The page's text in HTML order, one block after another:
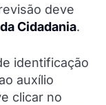
deve
Cidadania.
identificação
auxílio
clicar no